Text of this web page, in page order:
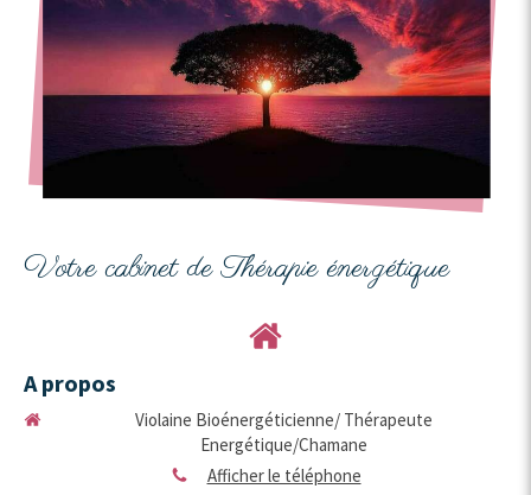
Votre cabinet de Thérapie énergétique
A propos
Violaine Bioénergéticienne/ Thérapeute
Energétique/Chamane
Afficher le téléphone